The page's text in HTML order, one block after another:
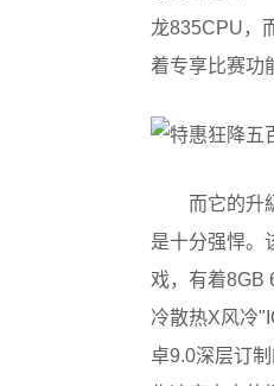
龙835CPU，
着专享比赛功
而它的升
是十分强悍。
戏，有着8GB
冷散热X风冷
卓9.0深层订